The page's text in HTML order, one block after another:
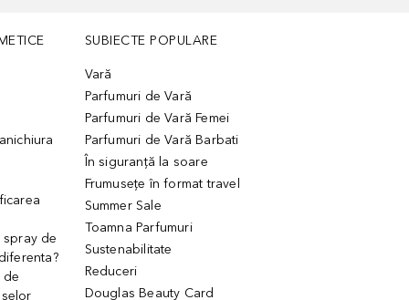
spray de
de
SUBIECTE POPULARE
Vară
Parfumuri de Vară
Parfumuri de Vară Femei
Parfumuri de Vară Barbati
În siguranță la soare
Frumusețe în format travel
Summer Sale
Toamna Parfumuri
Sustenabilitate
Reduceri
Douglas Beauty Card